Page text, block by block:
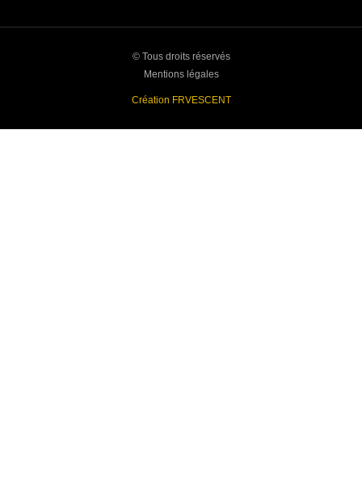
© Tous droits réservés
Mentions légales
Création FRVESCENT